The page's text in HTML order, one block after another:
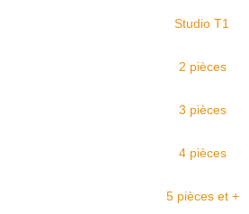
Avis Clients
Studio T1
2 pièces
3 pièces
4 pièces
5 pièces et +